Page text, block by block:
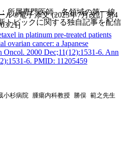
所属専門医師。各領域の第一線
トピックに関する独自記事を配信
ル®電子添文 (2023年7月改訂 第4
21]
in platinum pre-treated patients
ovarian cancer: a Japanese
Oncol. 2000 Dec;11(12):1531-6. Ann
6. PMID: 11205459
杉病院 腫瘍内科教授 勝俣 範之先生